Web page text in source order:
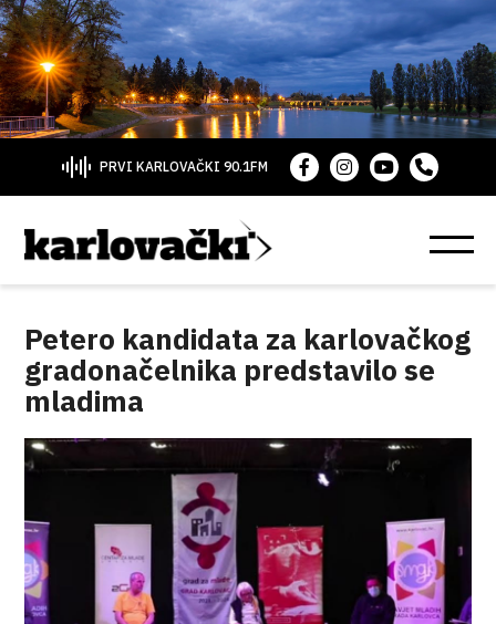
PRVI KARLOVAČKI 90.1FM
Petero kandidata za karlovačkog
gradonačelnika predstavilo se
mladima